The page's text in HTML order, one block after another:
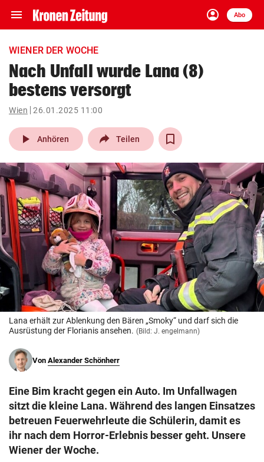
menu Navigation
ein-/ausklappen
account_circle
Anmelden
Abo
close Schließen
account_circle Anmelden
pin_drop
Wien arrow_right
bookmark
search
Suchbegriff
eingeben
© Krone Multimedia GmbH & Co KG 2026
Muthgasse 2, 1190 Wien
WIENER DER WOCHE
Nach Unfall wurde Lana (8)
bestens versorgt
Wien 26.01.2025 11:00
play_arrow Anhören Teilen
Lana erhält zur Ablenkung den Bären „Smoky“ und darf sich die
Ausrüstung der Florianis ansehen. (Bild: J. engelmann)
Von Alexander Schönherr
Eine Bim kracht gegen ein Auto. Im Unfallwagen
sitzt die kleine Lana. Während des langen Einsatzes
betreuen Feuerwehrleute die Schülerin, damit es
ihr nach dem Horror-Erlebnis besser geht. Unsere
Wiener der Woche.